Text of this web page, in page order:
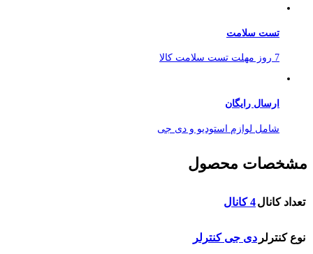
تست سلامت
7 روز مهلت تست سلامت کالا
ارسال رایگان
شامل لوازم استودیو و دی جی
مشخصات محصول
تعداد کانال4 کانال
نوع کنترلر دی جی کنترلر